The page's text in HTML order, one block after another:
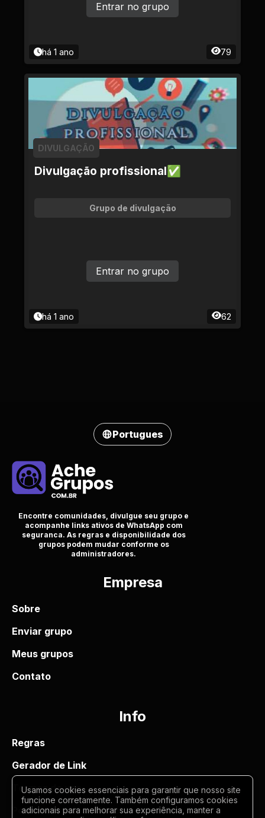
há 1 ano 79
Entrar no grupo
Divulgação profissional✅
DIVULGAÇÃO
Grupo de divulgação
há 1 ano 62
Entrar no grupo
Portugues
Encontre comunidades, divulgue seu grupo e
acompanhe links ativos de WhatsApp com
seguranca. As regras e disponibilidade dos
grupos podem mudar conforme os
administradores.
Empresa
Sobre
Enviar grupo
Meus grupos
Contato
Info
Regras
Gerador de Link
Termos de uso
Politica de privacidade
Usamos cookies essenciais para garantir que nosso site
funcione corretamente. Também configuramos cookies
adicionais para melhorar sua experiência, manter a